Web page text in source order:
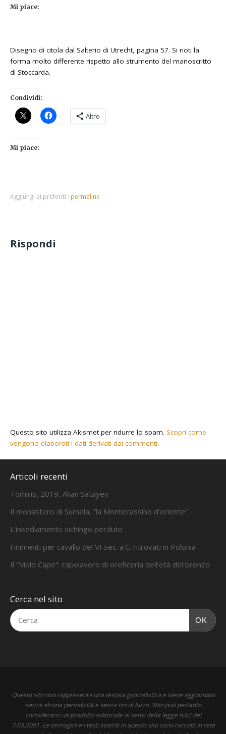
Mi piace:
Disegno di citola dal Salterio di Utrecht, pagina 57. Si noti la
forma molto differente rispetto allo strumento del manoscritto
di Stoccarda.
Condividi:
Altro
Mi piace:
Aggiungi ai preferiti : permalink.
Rispondi
Questo sito utilizza Akismet per ridurre lo spam. Scopri come
vengono elaborati i dati derivati dai commenti.
Articoli recenti
Tomiris, 2019, Akan Satayev
Il monastero di Sumela, “la Montecassino d’oriente”
L’insediamento vichingo perduto
Finimenti per cavallo del VI sec. a.C. ritrovati in Polonia
Il “Mold Cape”: capolavoro di oreficeria dell’età del bronzo
Cerca nel sito
OK
Questo sito non rappresenta una testata giornalistica e viene aggiornato
senza alcuna periodicità e senza fini di lucro. Non può pertanto
considerarsi un prodotto editoriale ai sensi della legge n.62 del
7.03.2001. Le immagini e i testi inseriti in questo sito sono raccolti in rete